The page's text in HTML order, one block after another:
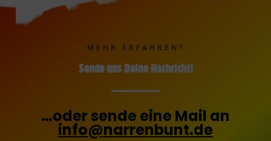
MEHR ERFAHREN?
Sende uns Deine Nachricht!
…oder sende eine Mail an
info@narrenbunt.de